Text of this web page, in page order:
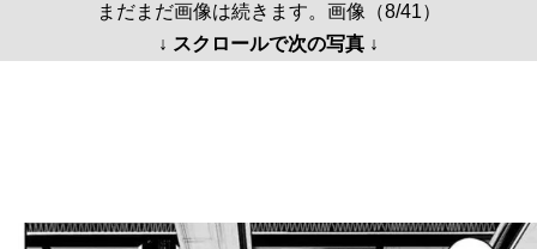
まだまだ画像は続きます。画像（8/41）
↓ スクロールで次の写真 ↓